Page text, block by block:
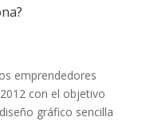
emprendedores
con el objetivo
gráfico sencilla